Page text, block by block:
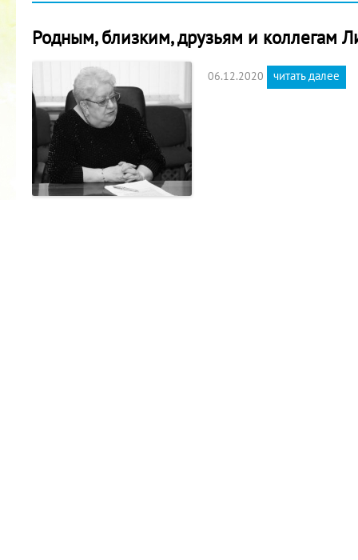
Родным, близким, друзьям и коллегам
06.12.2020 читать далее